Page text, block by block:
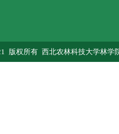
版权所有 西北农林科技大学林